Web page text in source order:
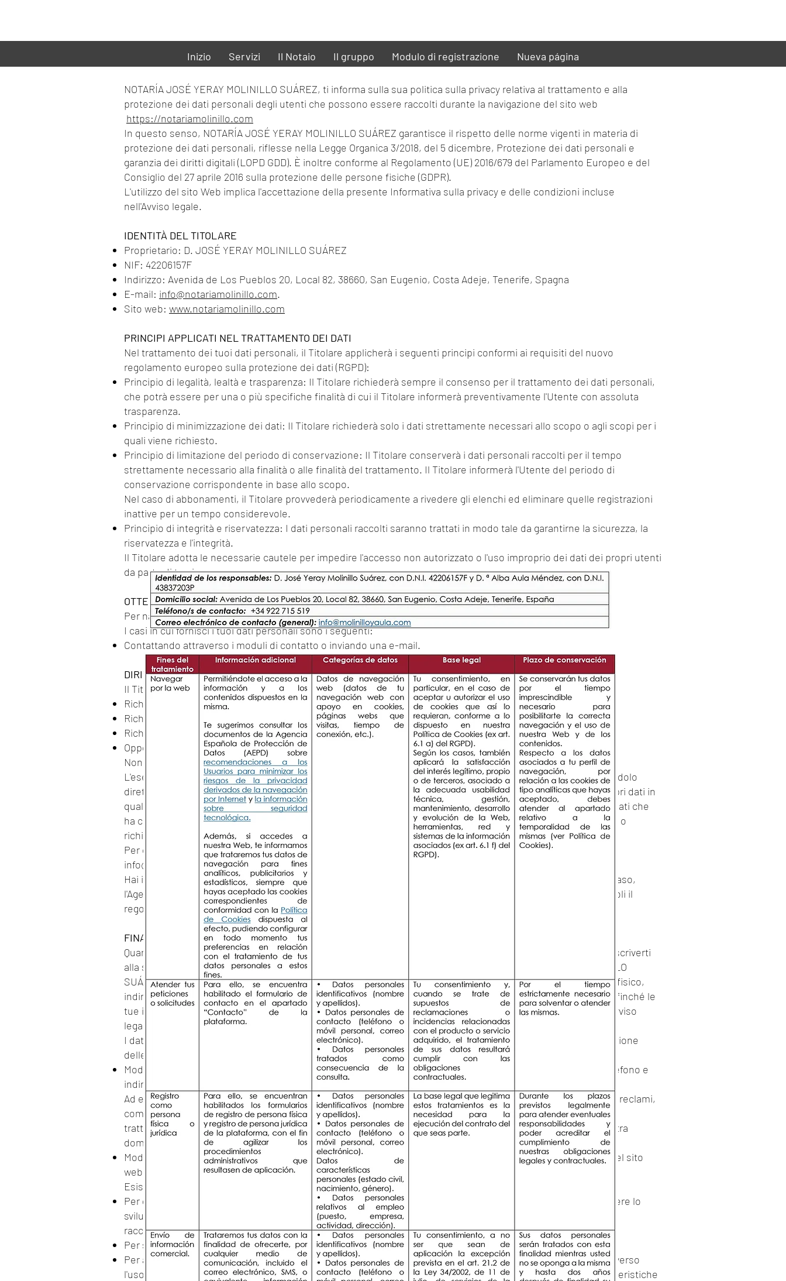
Inizio Servizi Il Notaio Il gruppo Modulo di registrazione Nueva página
NOTARÍA JOSÉ YERAY MOLINILLO SUÁREZ, ti informa sulla sua politica sulla privacy relativa al trattamento e alla
protezione dei dati personali degli utenti che possono essere raccolti durante la navigazione del sito web
https://notariamolinillo.com
In questo senso, NOTARÍA JOSÉ YERAY MOLINILLO SUÁREZ garantisce il rispetto delle norme vigenti in materia di
protezione dei dati personali, riflesse nella Legge Organica 3/2018, del 5 dicembre, Protezione dei dati personali e
garanzia dei diritti digitali (LOPD GDD). È inoltre conforme al Regolamento (UE) 2016/679 del Parlamento Europeo e del
Consiglio del 27 aprile 2016 sulla protezione delle persone fisiche (GDPR).
L'utilizzo del sito Web implica l'accettazione della presente Informativa sulla privacy e delle condizioni incluse
nell'Avviso legale.
IDENTITÀ DEL TITOLARE
Proprietario: D. JOSÉ YERAY MOLINILLO SUÁREZ
NIF: 42206157F
Indirizzo: Avenida de Los Pueblos 20, Local 82, 38660, San Eugenio, Costa Adeje, Tenerife, Spagna
E-mail: info@notariamolinillo.com.
Sito web: www.notariamolinillo.com
PRINCIPI APPLICATI NEL TRATTAMENTO DEI DATI
Nel trattamento dei tuoi dati personali, il Titolare applicherà i seguenti principi conformi ai requisiti del nuovo
regolamento europeo sulla protezione dei dati (RGPD):
Principio di legalità, lealtà e trasparenza: Il Titolare richiederà sempre il consenso per il trattamento dei dati personali,
che potrà essere per una o più specifiche finalità di cui il Titolare informerà preventivamente l'Utente con assoluta
trasparenza.
Principio di minimizzazione dei dati: Il Titolare richiederà solo i dati strettamente necessari allo scopo o agli scopi per i
quali viene richiesto.
Principio di limitazione del periodo di conservazione: Il Titolare conserverà i dati personali raccolti per il tempo
strettamente necessario alla finalità o alle finalità del trattamento. Il Titolare informerà l'Utente del periodo di
conservazione corrispondente in base allo scopo.
Nel caso di abbonamenti, il Titolare provvederà periodicamente a rivedere gli elenchi ed eliminare quelle registrazioni
inattive per un tempo considerevole.
Principio di integrità e riservatezza: I dati personali raccolti saranno trattati in modo tale da garantirne la sicurezza, la
riservatezza e l'integrità.
Il Titolare adotta le necessarie cautele per impedire l'accesso non autorizzato o l'uso improprio dei dati dei propri utenti
da parte di terzi.
OTTENIMENTO DEI DATI PERSONALI
Per navigarehttps://notariamolinillo.comnon è necessario fornire alcun dato personale.
I casi in cui fornisci i tuoi dati personali sono i seguenti:
Contattando attraverso i moduli di contatto o inviando una e-mail.
DIRITTI
Il Titolare La informa che relativamente ai Suoi dati personali Lei ha il diritto di:
Richiedere l'accesso ai dati memorizzati.
Richiedi una rettifica o cancellazione.
Richiedi la limitazione del tuo trattamento.
Opporsi al trattamento.
Non è possibile esercitare il diritto alla portabilità dei dati.
L'esercizio di tali diritti è personale e pertanto deve essere esercitato direttamente dall'interessato, richiedendolo
direttamente al Titolare, il che significa che qualsiasi cliente, abbonato o collaboratore che abbia fornito i propri dati in
qualsiasi momento, può rivolgersi a NOTARÍA JOSÉ YERAY MOLINILLO SUÁREZ e richiedere informazioni sui dati che
ha conservato e su come sono stati ottenuti, richiederne la rettifica, opporsi al trattamento, limitarne l'utilizzo o
richiedere la cancellazione di tali dati dagli archivi del Titolare.
Per esercitare i tuoi diritti di accesso, rettifica, cancellazione e opposizione, devi inviare un'e-mail a
info@notariamolinillo.cominsieme a una prova legale valida come una fotocopia del tuo DNI o equivalente.
Hai il diritto a una tutela giurisdizionale effettiva e a presentare un reclamo all'autorità di controllo, in questo caso,
l'Agenzia spagnola per la protezione dei dati, se ritieni che il trattamento dei dati personali che ti riguardano violi il
regolamento.
FINALITÀ DEL TRATTAMENTO DEI DATI PERSONALI
Quando ti colleghi al sito per inviare una email al Titolare, scrivere un commento su un articolo o una pagina, iscriverti
alla sua newsletter, stai fornendo informazioni personali di cui è responsabile il NOTAIO JOSÉ YARAY MOLINILLO
SUÁREZ. Queste informazioni possono includere dati personali come indirizzo IP, nome e cognome, indirizzo fisico,
indirizzo e-mail, numero di telefono e altre informazioni. Fornendo queste informazioni, dai il tuo consenso affinché le
tue informazioni vengano raccolte, utilizzate, gestite e archiviate da — Register.it — solo come descritto nell'Avviso
legale e nella presente Informativa sulla privacy.
I dati personali e la finalità del trattamento da parte del Titolare sono diversi a seconda del sistema di acquisizione
delle informazioni:
Moduli di contatto: Il Titolare richiede dati personali, tra cui: nome e cognome, indirizzo e-mail, numero di telefono e
indirizzo del sito web per rispondere alle domande dell'Utente.
Ad esempio, NOTARÍA JOSÉ YERAY MOLINILLO SUÁREZ utilizza questi dati per rispondere a messaggi, dubbi, reclami,
commenti o preoccupazioni che gli Utenti possono avere in merito alle informazioni incluse nel sito Web, al
trattamento dei dati personali, alle domande relative ai testi legali inclusi nel sito Web , così come qualsiasi altra
domanda che l'Utente possa avere e che non sia soggetta alle condizioni del sito web.
Moduli di commento: Il Titolare richiede dati personali, tra cui: nome e cognome, indirizzo e-mail e indirizzo del sito
web per rispondere ai commenti degli Utenti.
Esistono altre finalità per le quali il Titolare tratta i dati personali:
Per garantire il rispetto delle condizioni contenute nell'Avviso Legale e nella legge applicabile. Ciò può includere lo
sviluppo di strumenti e algoritmi che aiutano questo sito Web a garantire la riservatezza dei dati personali che
raccoglie.
Per supportare e migliorare i servizi offerti da questo sito web.
Per analizzare la navigazione degli utenti. Il Titolare raccoglie altri dati non identificativi che si ottengono attraverso
l'uso di cookie che vengono scaricati sul computer dell'Utente durante la navigazione nel sito web le cui caratteristiche